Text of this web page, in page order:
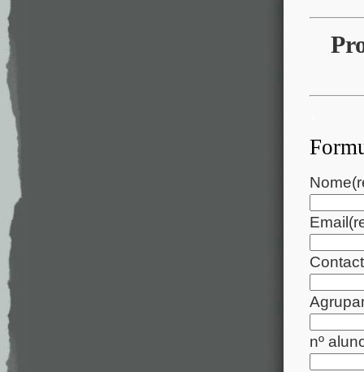
Nome
Email
nº